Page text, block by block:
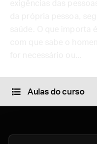
Aulas do curso